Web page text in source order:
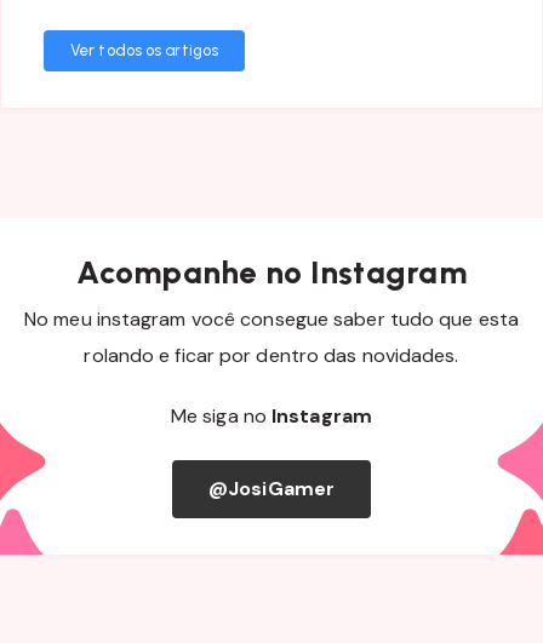
Ver todos os artigos
Acompanhe no Instagram
No meu instagram você consegue saber tudo que esta
rolando e ficar por dentro das novidades.
Me siga no Instagram
@JosiGamer